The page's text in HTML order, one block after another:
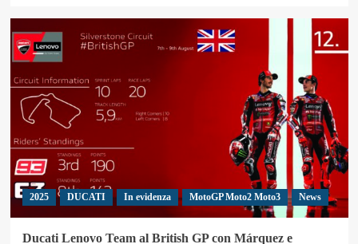
2025 DUCATI In evidenza MotoGP Moto2 Moto3 News
Ducati Lenovo Team al British GP con Márquez e